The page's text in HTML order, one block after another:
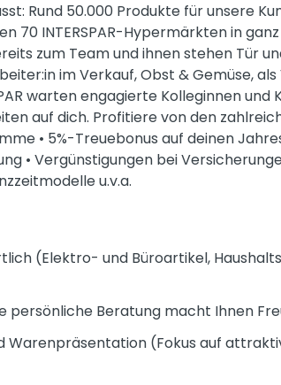
Rund 50.000 Produkte für unsere
70 INTERSPAR-Hypermärkten in
zum Team und ihnen stehen Tür
im Verkauf, Obst & Gemüse,
warten engagierte Kolleginnen und
auf dich. Profitiere von den
• 5%-Treuebonus auf deinen
• Vergünstigungen bei
u.v.a.
(Elektro- und Büroartikel,
persönliche Beratung macht Ihnen
Warenpräsentation (Fokus auf